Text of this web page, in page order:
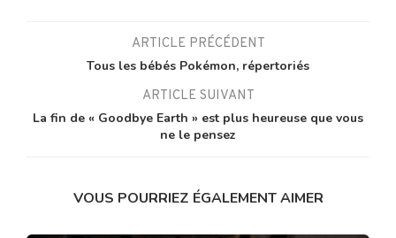
ARTICLE PRÉCÉDENT
Tous les bébés Pokémon, répertoriés
ARTICLE SUIVANT
La fin de « Goodbye Earth » est plus heureuse que vous
ne le pensez
VOUS POURRIEZ ÉGALEMENT AIMER